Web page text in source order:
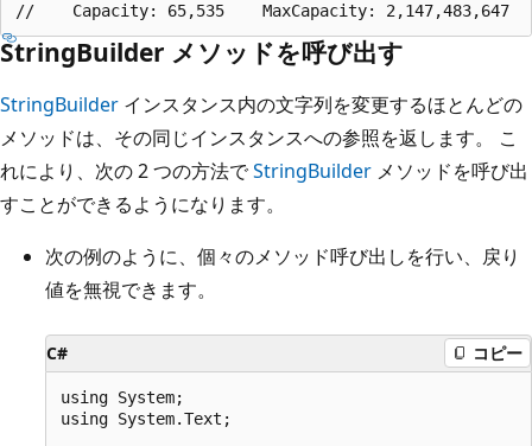
StringBuilder メソッドを呼び出す
StringBuilder インスタンス内の文字列を変更するほとんどの
メソッドは、その同じインスタンスへの参照を返します。 こ
れにより、次の 2 つの方法でStringBuilder メソッドを呼び出
すことができるようになります。
次の例のように、個々のメソッド呼び出しを行い、戻り
値を無視できます。
C# コピー
using System;
using System.Text;